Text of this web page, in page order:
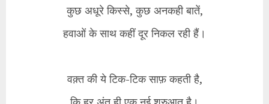
कुछ अधूरे किस्से, कुछ अनकही बातें,
हवाओं के साथ कहीं दूर निकल रही हैं।
वक़्त की ये टिक-टिक साफ़ कहती है,